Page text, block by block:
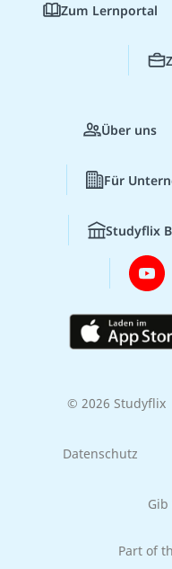
Zum Lernportal
Über uns
Für
Studyflix
© 2026 Studyflix
Datenschutz
Gib
Part of